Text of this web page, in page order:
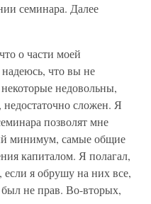
семинара. Далее
о части моей
что вы не
недовольны,
сложен. Я
позволят мне
минимум, самые общие
капиталом. Я полагал,
если я обрушу на них все,
не прав. Во-вторых,